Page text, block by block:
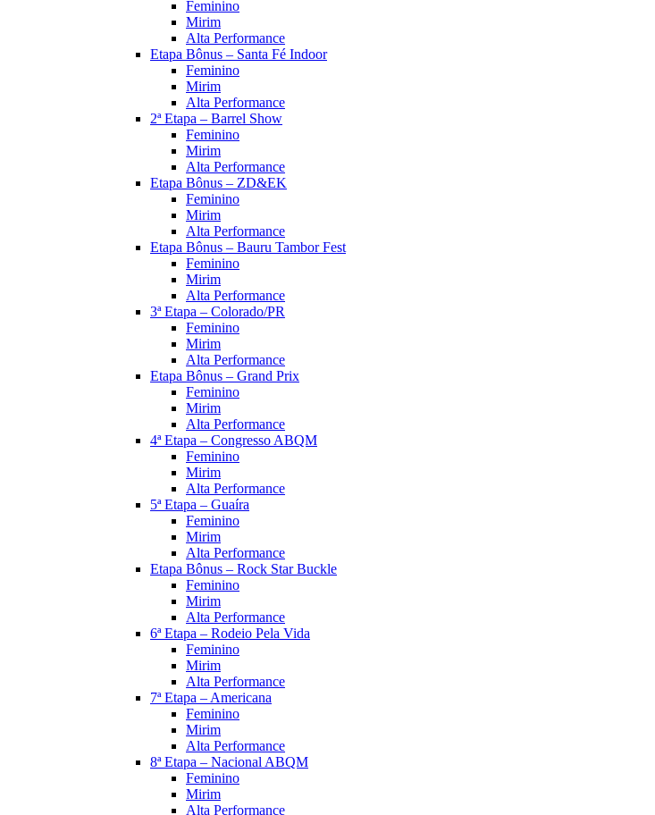
Feminino
Mirim
Alta Performance
Etapa Bônus – Santa Fé Indoor
Feminino
Mirim
Alta Performance
2ª Etapa – Barrel Show
Feminino
Mirim
Alta Performance
Etapa Bônus – ZD&EK
Feminino
Mirim
Alta Performance
Etapa Bônus – Bauru Tambor Fest
Feminino
Mirim
Alta Performance
3ª Etapa – Colorado/PR
Feminino
Mirim
Alta Performance
Etapa Bônus – Grand Prix
Feminino
Mirim
Alta Performance
4ª Etapa – Congresso ABQM
Feminino
Mirim
Alta Performance
5ª Etapa – Guaíra
Feminino
Mirim
Alta Performance
Etapa Bônus – Rock Star Buckle
Feminino
Mirim
Alta Performance
6ª Etapa – Rodeio Pela Vida
Feminino
Mirim
Alta Performance
7ª Etapa – Americana
Feminino
Mirim
Alta Performance
8ª Etapa – Nacional ABQM
Feminino
Mirim
Alta Performance